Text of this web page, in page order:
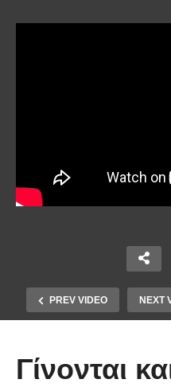
PREV VIDEO NEXT
Γίνονται